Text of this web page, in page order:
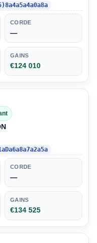
CORDE
—
GAINS
€124 010
CORDE
—
GAINS
€134 525